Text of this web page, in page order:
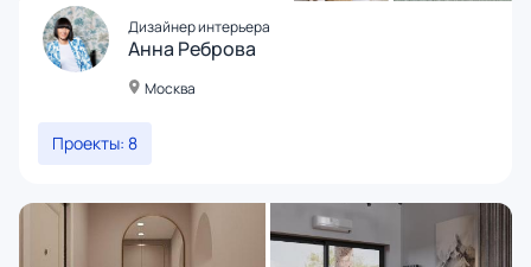
Дизайнер интерьера
Анна Реброва
Москва
Проекты: 8